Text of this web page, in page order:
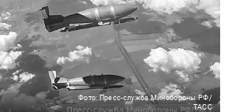
Фото: Пресс-служба Минобороны РФ/
ТАСС